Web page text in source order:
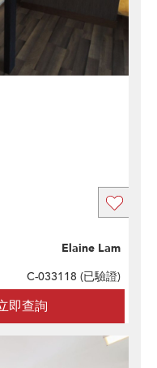
即查詢
Elaine Lam
C-033118 (已驗證)